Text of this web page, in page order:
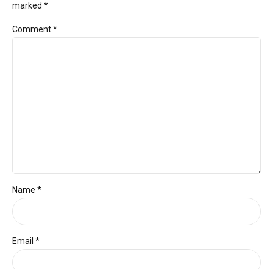
marked *
Comment*
Name *
Email *